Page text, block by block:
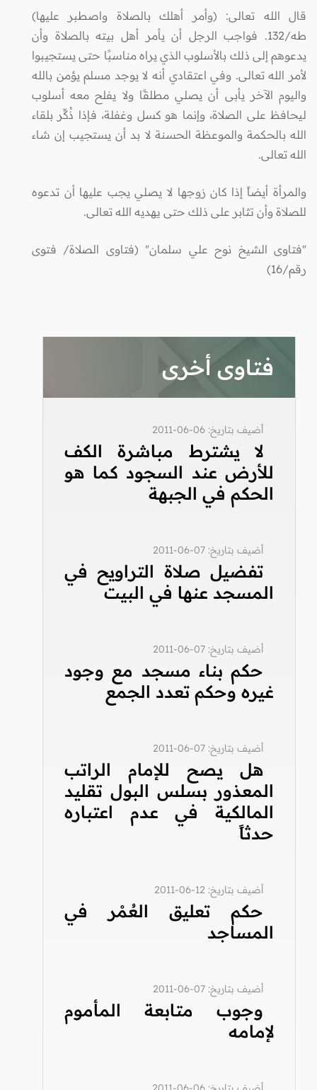
قال الله تعالى: (وأمر أهلك بالصلاة واصطبر عليها)
طه/132. فواجب الرجل أن يأمر أهل بيته بالصلاة وأن
يدعوهم إلى ذلك بالأسلوب الذي يراه مناسبًا حتى يستجيبوا
لأمر الله تعالى. وفي اعتقادي أنه لا يوجد مسلم يؤمن بالله
واليوم الآخر يأبى أن يصلي مطلقًا ولا يفلح معه أسلوب
ليحافظ على الصلاة، وإنما هو كسل وغفلة، فإذا ذُكِّر بلقاء
الله بالحكمة والموعظة الحسنة لا بد أن يستجيب إن شاء
الله تعالى.
والمرأة أيضاً إذا كان زوجها لا يصلي يجب عليها أن تدعوه
للصلاة وأن تثابر على ذلك حتى يهديه الله تعالى.
"فتاوى الشيخ نوح علي سلمان" (فتاوى الصلاة/ فتوى
رقم/16)
فتاوى أخرى
أضيف بتاريخ: 06-06-2011
لا يشترط مباشرة الكف
للأرض عند السجود كما هو
الحكم في الجبهة
أضيف بتاريخ: 07-06-2011
تفضيل صلاة التراويح في
المسجد عنها في البيت
أضيف بتاريخ: 07-06-2011
حكم بناء مسجد مع وجود
غيره وحكم تعدد الجمع
أضيف بتاريخ: 07-06-2011
هل يصح للإمام الراتب
المعذور بسلس البول تقليد
المالكية في عدم اعتباره
حدثاً
أضيف بتاريخ: 12-06-2011
حكم تعليق العُمْر في
المساجد
أضيف بتاريخ: 07-06-2011
وجوب متابعة المأموم
لإمامه